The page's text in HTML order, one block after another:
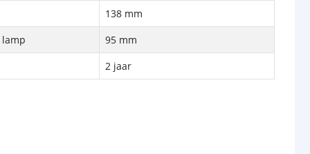
138 mm
95 mm
2 jaar